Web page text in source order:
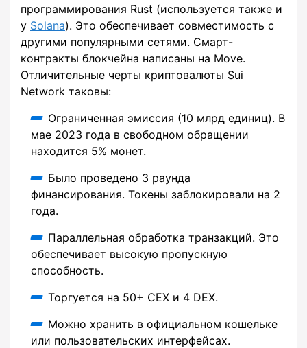
программирования Rust (используется также и
у Solana). Это обеспечивает совместимость с
другими популярными сетями. Смарт-
контракты блокчейна написаны на Move.
Отличительные черты криптовалюты Sui
Network таковы:
Ограниченная эмиссия (10 млрд единиц). В
мае 2023 года в свободном обращении
находится 5% монет.
Было проведено 3 раунда
финансирования. Токены заблокировали на 2
года.
Параллельная обработка транзакций. Это
обеспечивает высокую пропускную
способность.
Торгуется на 50+ CEX и 4 DEX.
Можно хранить в официальном кошельке
или пользовательских интерфейсах.